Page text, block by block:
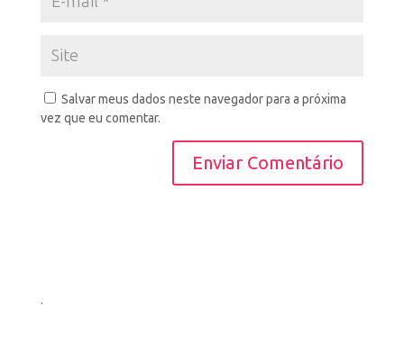
Salvar meus dados neste navegador para a próxima
vez que eu comentar.
.